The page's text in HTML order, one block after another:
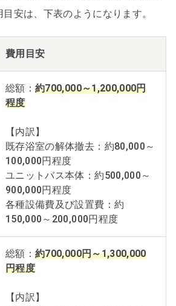
安は、下表のようになります。
費用目安
総額：約700,000～1,200,000円
程度
【内訳】
既存浴室の解体撤去：約80,000～
100,000円程度
ユニットバス本体：約500,000～
900,000円程度
各種設備費及び設置費：約
150,000～200,000円程度
総額：約700,000円～1,300,000
円程度
【内訳】